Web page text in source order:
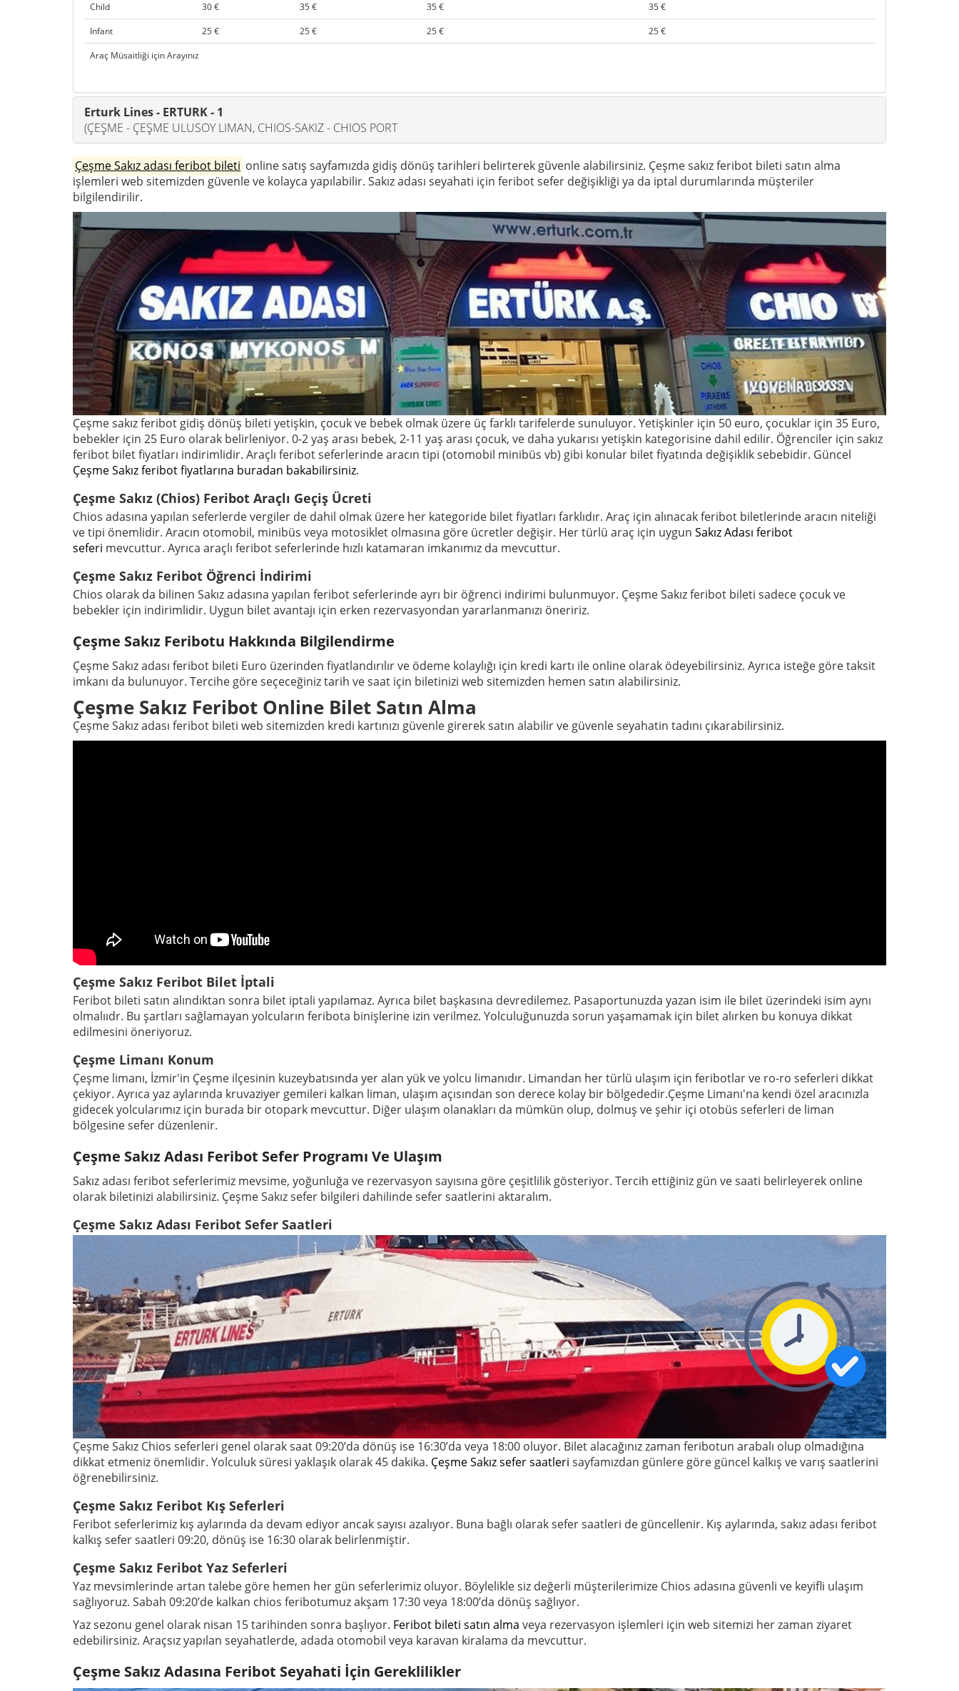
Child
30 € 35 € 35 €
35 €
Infant
25 € 25 € 25 €
25 €
Araç Müsaitliği için Arayınız
Erturk Lines - ERTURK - 1
(ÇEŞME - ÇEŞME ULUSOY LIMAN, CHIOS-SAKIZ - CHIOS PORT
Çeşme Sakız adası feribot bileti online satış sayfamızda gidiş dönüş tarihleri belirterek güvenle alabilirsiniz. Çeşme sakız feribot bileti satın alma
işlemleri web sitemizden güvenle ve kolayca yapılabilir. Sakız adası seyahati için feribot sefer değişikliği ya da iptal durumlarında müşteriler
bilgilendirilir.
Çeşme sakız feribot gidiş dönüş bileti yetişkin, çocuk ve bebek olmak üzere üç farklı tarifelerde sunuluyor. Yetişkinler için 50 euro, çocuklar için 35 Euro,
bebekler için 25 Euro olarak belirleniyor. 0-2 yaş arası bebek, 2-11 yaş arası çocuk, ve daha yukarısı yetişkin kategorisine dahil edilir. Öğrenciler için sakız
feribot bilet fiyatları indirimlidir. Araçlı feribot seferlerinde aracın tipi (otomobil minibüs vb) gibi konular bilet fiyatında değişiklik sebebidir. Güncel
Çeşme Sakız feribot fiyatlarına buradan bakabilirsiniz.
Çeşme Sakız (Chios) Feribot Araçlı Geçiş Ücreti
Chios adasına yapılan seferlerde vergiler de dahil olmak üzere her kategoride bilet fiyatları farklıdır. Araç için alınacak feribot biletlerinde aracın niteliği
ve tipi önemlidir. Aracın otomobil, minibüs veya motosiklet olmasına göre ücretler değişir. Her türlü araç için uygun Sakız Adası feribot
seferi mevcuttur. Ayrıca araçlı feribot seferlerinde hızlı katamaran imkanımız da mevcuttur.
Çeşme Sakız Feribot Öğrenci İndirimi
Chios olarak da bilinen Sakız adasına yapılan feribot seferlerinde ayrı bir öğrenci indirimi bulunmuyor. Çeşme Sakız feribot bileti sadece çocuk ve
bebekler için indirimlidir. Uygun bilet avantajı için erken rezervasyondan yararlanmanızı öneririz.
Çeşme Sakız Feribotu Hakkında Bilgilendirme
Çeşme Sakız adası feribot bileti Euro üzerinden fiyatlandırılır ve ödeme kolaylığı için kredi kartı ile online olarak ödeyebilirsiniz. Ayrıca isteğe göre taksit
imkanı da bulunuyor. Tercihe göre seçeceğiniz tarih ve saat için biletinizi web sitemizden hemen satın alabilirsiniz.
Çeşme Sakız Feribot Online Bilet Satın Alma
Çeşme Sakız adası feribot bileti web sitemizden kredi kartınızı güvenle girerek satın alabilir ve güvenle seyahatin tadını çıkarabilirsiniz.
Çeşme Sakız Feribot Bilet İptali
Feribot bileti satın alındıktan sonra bilet iptali yapılamaz. Ayrıca bilet başkasına devredilemez. Pasaportunuzda yazan isim ile bilet üzerindeki isim aynı
olmalııdr. Bu şartları sağlamayan yolcuların feribota binişlerine izin verilmez. Yolculuğunuzda sorun yaşamamak için bilet alırken bu konuya dikkat
edilmesini öneriyoruz.
Çeşme Limanı Konum
Çeşme limanı, İzmir'in Çeşme ilçesinin kuzeybatısında yer alan yük ve yolcu limanıdır. Limandan her türlü ulaşım için feribotlar ve ro-ro seferleri dikkat
çekiyor. Ayrıca yaz aylarında kruvaziyer gemileri kalkan liman, ulaşım açısından son derece kolay bir bölgededir.Çeşme Limanı'na kendi özel aracınızla
gidecek yolcularımız için burada bir otopark mevcuttur. Diğer ulaşım olanakları da mümkün olup, dolmuş ve şehir içi otobüs seferleri de liman
bölgesine sefer düzenlenir.
Çeşme Sakız Adası Feribot Sefer Programı Ve Ulaşım
Sakız adası feribot seferlerimiz mevsime, yoğunluğa ve rezervasyon sayısına göre çeşitlilik gösteriyor. Tercih ettiğiniz gün ve saati belirleyerek online
olarak biletinizi alabilirsiniz. Çeşme Sakız sefer bilgileri dahilinde sefer saatlerini aktaralım.
Çeşme Sakız Adası Feribot Sefer Saatleri
Çeşme Sakız Chios seferleri genel olarak saat 09:20’da dönüş ise 16:30’da veya 18:00 oluyor. Bilet alacağınız zaman feribotun arabalı olup olmadığına
dikkat etmeniz önemlidir. Yolculuk süresi yaklaşık olarak 45 dakika. Çeşme Sakız sefer saatleri sayfamızdan günlere göre güncel kalkış ve varış saatlerini
öğrenebilirsiniz.
Çeşme Sakız Feribot Kış Seferleri
Feribot seferlerimiz kış aylarında da devam ediyor ancak sayısı azalıyor. Buna bağlı olarak sefer saatleri de güncellenir. Kış aylarında, sakız adası feribot
kalkış sefer saatleri 09:20, dönüş ise 16:30 olarak belirlenmiştir.
Çeşme Sakız Feribot Yaz Seferleri
Yaz mevsimlerinde artan talebe göre hemen her gün seferlerimiz oluyor. Böylelikle siz değerli müşterilerimize Chios adasına güvenli ve keyifli ulaşım
sağlıyoruz. Sabah 09:20’de kalkan chios feribotumuz akşam 17:30 veya 18:00’da dönüş sağlıyor.
Yaz sezonu genel olarak nisan 15 tarihinden sonra başlıyor. Feribot bileti satın alma veya rezervasyon işlemleri için web sitemizi her zaman ziyaret
edebilirsiniz. Araçsız yapılan seyahatlerde, adada otomobil veya karavan kiralama da mevcuttur.
Çeşme Sakız Adasına Feribot Seyahati İçin Gereklilikler